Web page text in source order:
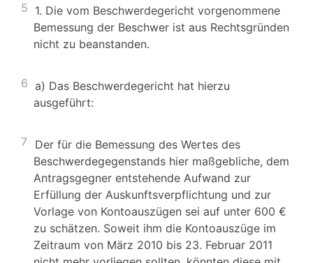
5 1. Die vom Beschwerdegericht vorgenommene
Bemessung der Beschwer ist aus Rechtsgründen
nicht zu beanstanden.
6 a) Das Beschwerdegericht hat hierzu
ausgeführt:
7
Der für die Bemessung des Wertes des
Beschwerdegegenstands hier maßgebliche, dem
Antragsgegner entstehende Aufwand zur
Erfüllung der Auskunftsverpflichtung und zur
Vorlage von Kontoauszügen sei auf unter 600 €
zu schätzen. Soweit ihm die Kontoauszüge im
Zeitraum von März 2010 bis 23. Februar 2011